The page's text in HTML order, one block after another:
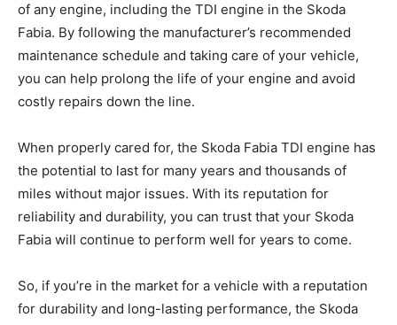
of any engine, including the TDI ⁢engine in the ⁤Skoda
Fabia. ⁢By ⁣following the manufacturer’s​ recommended
maintenance ‍schedule and taking care of your vehicle,
‌you can help prolong the life of your ​engine⁣ and avoid
costly repairs ⁢down⁤ the line.
When‌ properly ⁤cared for, the Skoda Fabia TDI engine ‍has
the potential to last for many years and ⁣thousands‌ of ​
miles without⁢ major⁣ issues. With its reputation for
reliability ⁢and durability, ‍you‍ can trust that your Skoda​
Fabia​ will continue to ⁤perform well for years to come.
So, if ⁢you’re in the market for a ⁣vehicle with a reputation
for durability and long-lasting performance, the Skoda